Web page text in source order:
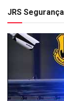
JRS Segurança